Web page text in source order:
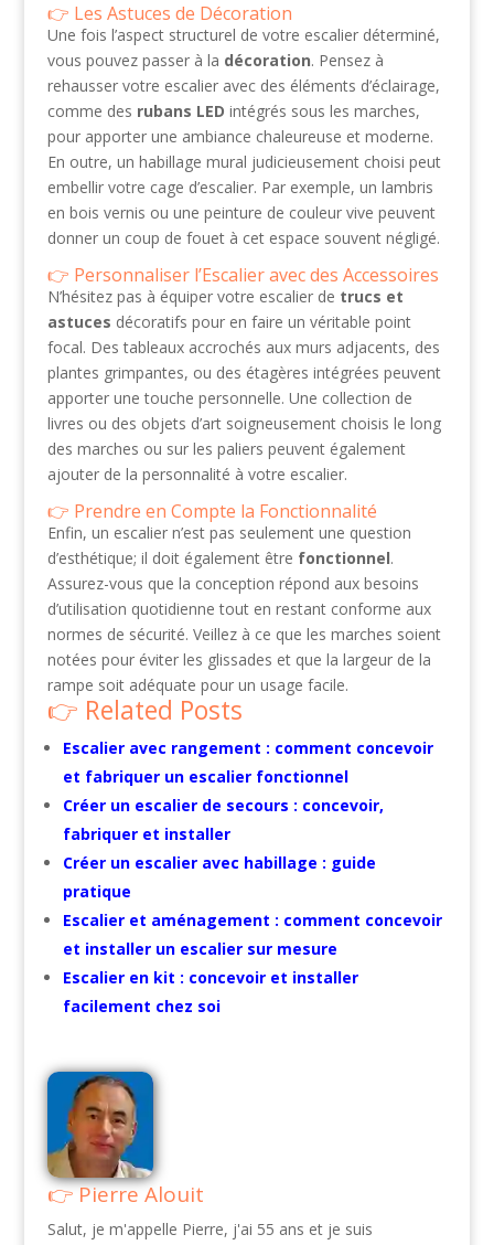
Les Astuces de Décoration
Une fois l’aspect structurel de votre escalier déterminé,
vous pouvez passer à la décoration. Pensez à
rehausser votre escalier avec des éléments d’éclairage,
comme des rubans LED intégrés sous les marches,
pour apporter une ambiance chaleureuse et moderne.
En outre, un habillage mural judicieusement choisi peut
embellir votre cage d’escalier. Par exemple, un lambris
en bois vernis ou une peinture de couleur vive peuvent
donner un coup de fouet à cet espace souvent négligé.
Personnaliser l’Escalier avec des Accessoires
N’hésitez pas à équiper votre escalier de trucs et
astuces décoratifs pour en faire un véritable point
focal. Des tableaux accrochés aux murs adjacents, des
plantes grimpantes, ou des étagères intégrées peuvent
apporter une touche personnelle. Une collection de
livres ou des objets d’art soigneusement choisis le long
des marches ou sur les paliers peuvent également
ajouter de la personnalité à votre escalier.
Prendre en Compte la Fonctionnalité
Enfin, un escalier n’est pas seulement une question
d’esthétique; il doit également être fonctionnel.
Assurez-vous que la conception répond aux besoins
d’utilisation quotidienne tout en restant conforme aux
normes de sécurité. Veillez à ce que les marches soient
notées pour éviter les glissades et que la largeur de la
rampe soit adéquate pour un usage facile.
Related Posts
Escalier avec rangement : comment concevoir
et fabriquer un escalier fonctionnel
Créer un escalier de secours : concevoir,
fabriquer et installer
Créer un escalier avec habillage : guide
pratique
Escalier et aménagement : comment concevoir
et installer un escalier sur mesure
Escalier en kit : concevoir et installer
facilement chez soi
Pierre Alouit
Salut, je m'appelle Pierre, j'ai 55 ans et je suis